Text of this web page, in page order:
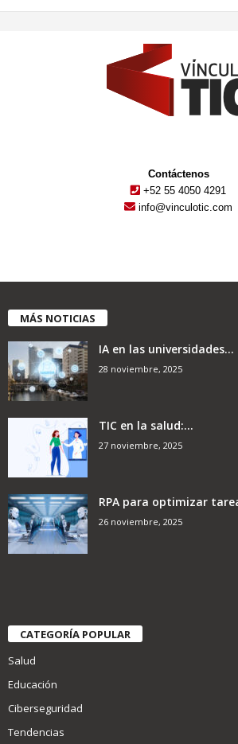
Contáctenos
+52 55 4050 4291
info@vinculotic.com
MÁS NOTICIAS
IA en las universidades...
28 noviembre, 2025
TIC en la salud:...
27 noviembre, 2025
RPA para optimizar
26 noviembre, 2025
CATEGORÍA POPULAR
Salud
Educación
Ciberseguridad
Tendencias